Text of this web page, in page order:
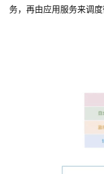
务，再由应用服务来调度